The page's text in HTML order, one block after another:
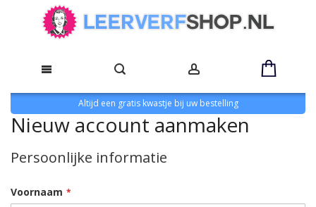
Altijd een gratis kwastje bij uw bestelling
Nieuw account aanmaken
Persoonlijke informatie
Voornaam